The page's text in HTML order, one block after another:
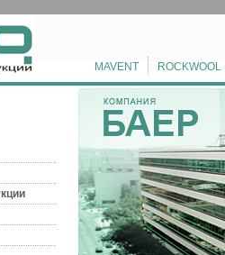
MAVENT ROCKWOOL